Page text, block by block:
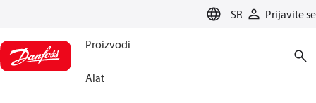
SR Prijavite se
Proizvodi
Alat